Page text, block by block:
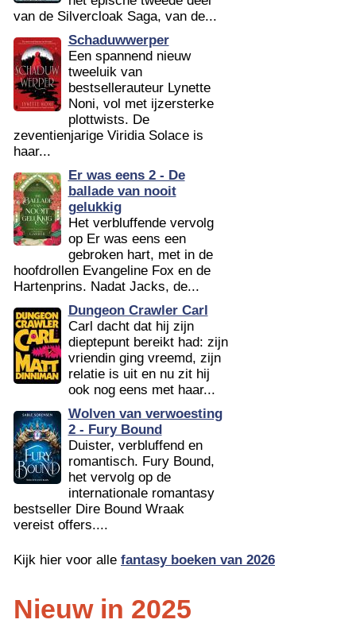
van de Silvercloak Saga, van de...
Schaduwwerper
Een spannend nieuw
tweeluik van
bestsellerauteur Lynette
Noni, vol met ijzersterke
plottwists. De
zeventienjarige Viridia Solace is
haar...
Er was eens 2 - De
ballade van nooit
gelukkig
Het verbluffende vervolg
op Er was eens een
gebroken hart, met in de
hoofdrollen Evangeline Fox en de
Hartenprins. Nadat Jacks, de...
Dungeon Crawler Carl
Carl dacht dat hij zijn
dieptepunt bereikt had: zijn
vriendin ging vreemd, zijn
relatie is uit en nu zit hij
ook nog eens met haar...
Wolven van verwoesting
2 - Fury Bound
Duister, verbluffend en
romantisch. Fury Bound,
het vervolg op de
internationale romantasy
bestseller Dire Bound Wraak
vereist offers....
Kijk hier voor alle fantasy boeken van 2026
Nieuw in 2025